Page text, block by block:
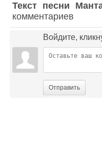
Текст песни
комментариев
Войдите,
Отправить